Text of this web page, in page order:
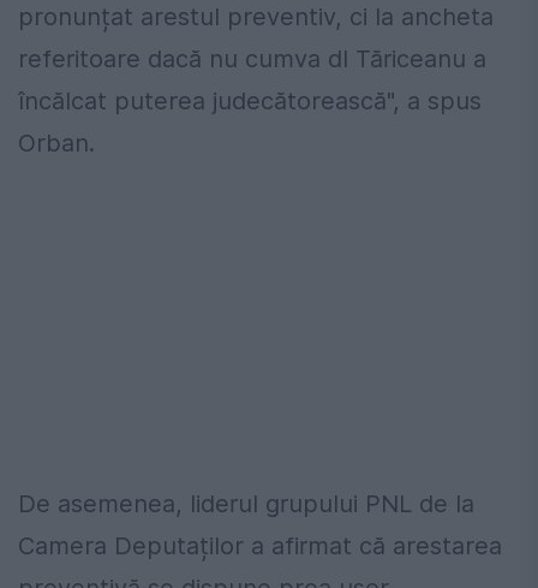
pronunțat arestul preventiv, ci la ancheta
referitoare dacă nu cumva dl Tăriceanu a
încălcat puterea judecătorească", a spus
Orban.
De asemenea, liderul grupului PNL de la
Camera Deputaților a afirmat că arestarea